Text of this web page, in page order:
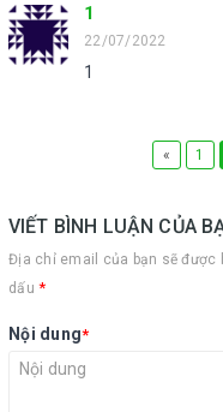
1
22/07/2022
1
« 1
VIẾT BÌNH LUẬN CỦA
Địa chỉ email của bạn sẽ được
dấu *
Nội dung*